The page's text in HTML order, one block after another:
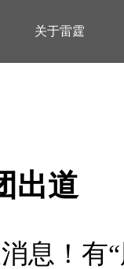
关于雷霆
出道
息！有